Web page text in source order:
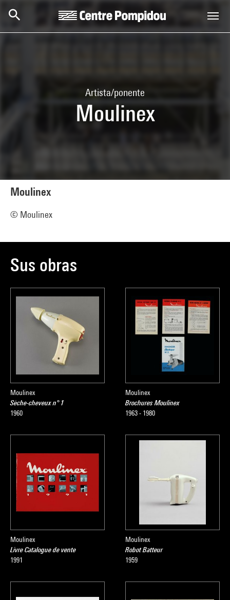
Artista/ponente
Moulinex
Moulinex
© Moulinex
Sus obras
Moulinex
Sèche-cheveux n° 1
1960
Moulinex
Brochures Moulinex
1963 - 1980
Moulinex
Livre Catalogue de vente
1991
Moulinex
Robot Batteur
1959